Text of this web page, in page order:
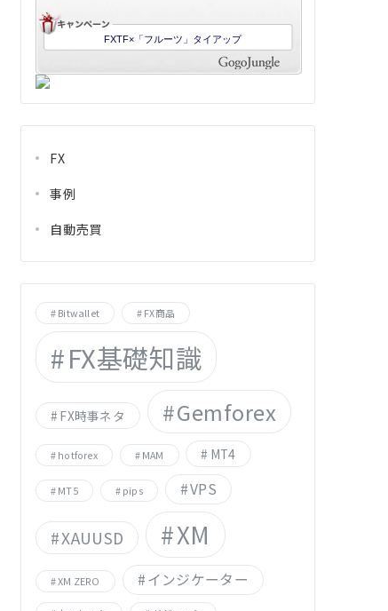
FX
事例
自動売買
Bitwallet FX商品
FX基礎知識
FX時事ネタ Gemforex
hotforex MAM MT4
MT5 pips VPS
XAUUSD XM
XM ZERO インジケーター